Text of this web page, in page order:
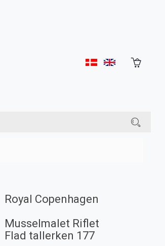
Royal Copenhagen
Musselmalet Riflet
Flad tallerken 177